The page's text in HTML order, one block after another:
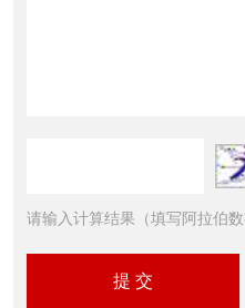
请输入计算结果（填写阿拉伯